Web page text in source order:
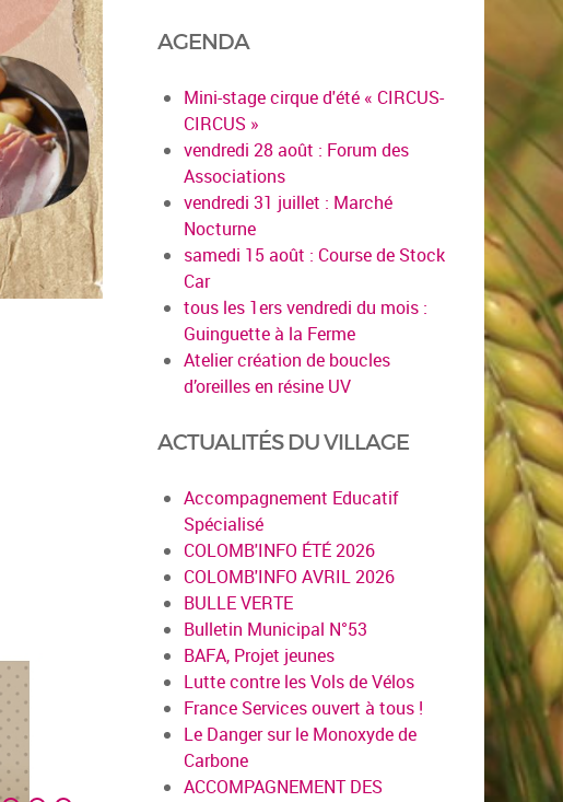
en
AGENDA
Mini-stage cirque d'été « CIRCUS-
CIRCUS »
vendredi 28 août : Forum des
Associations
vendredi 31 juillet : Marché
Nocturne
samedi 15 août : Course de Stock
Car
tous les 1ers vendredi du mois :
Guinguette à la Ferme
Atelier création de boucles
d’oreilles en résine UV
ACTUALITÉS DU VILLAGE
Accompagnement Educatif
Spécialisé
COLOMB'INFO ÉTÉ 2026
COLOMB'INFO AVRIL 2026
BULLE VERTE
Bulletin Municipal N°53
BAFA, Projet jeunes
Lutte contre les Vols de Vélos
France Services ouvert à tous !
Le Danger sur le Monoxyde de
Carbone
ACCOMPAGNEMENT DES